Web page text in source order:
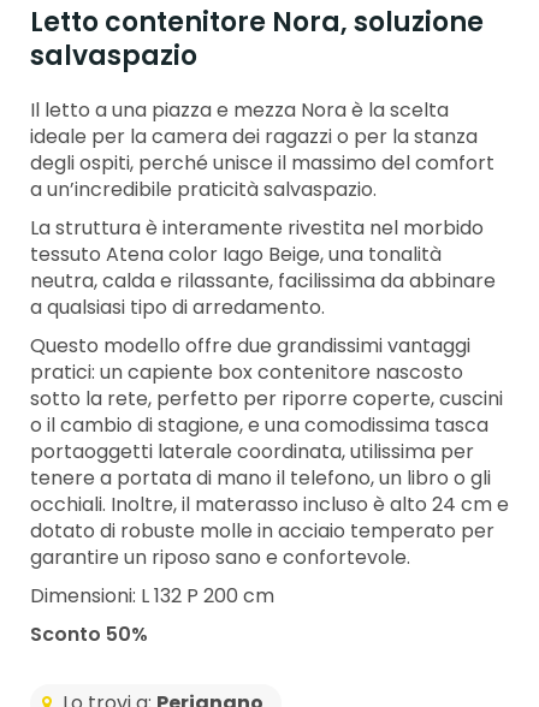
Letto contenitore Nora, soluzione
salvaspazio
Il letto a una piazza e mezza Nora è la scelta
ideale per la camera dei ragazzi o per la stanza
degli ospiti, perché unisce il massimo del comfort
a un’incredibile praticità salvaspazio.
La struttura è interamente rivestita nel morbido
tessuto Atena color Iago Beige, una tonalità
neutra, calda e rilassante, facilissima da abbinare
a qualsiasi tipo di arredamento.
Questo modello offre due grandissimi vantaggi
pratici: un capiente box contenitore nascosto
sotto la rete, perfetto per riporre coperte, cuscini
o il cambio di stagione, e una comodissima tasca
portaoggetti laterale coordinata, utilissima per
tenere a portata di mano il telefono, un libro o gli
occhiali. Inoltre, il materasso incluso è alto 24 cm e
dotato di robuste molle in acciaio temperato per
garantire un riposo sano e confortevole.
Dimensioni: L 132 P 200 cm
Sconto 50%